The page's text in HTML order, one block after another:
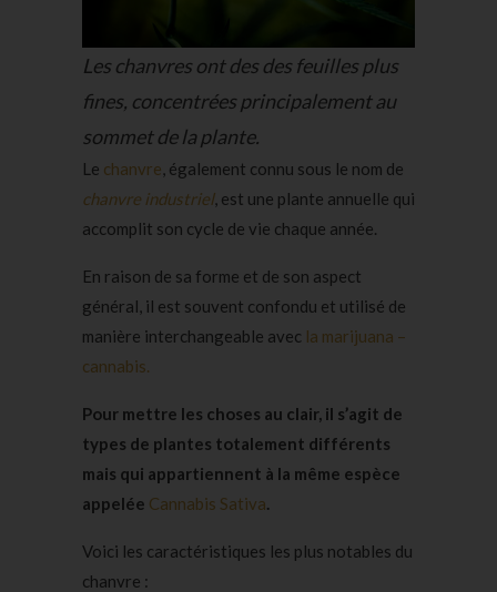
Les chanvres ont des des feuilles plus
fines, concentrées principalement au
sommet de la plante.
Le chanvre, également connu sous le nom de
chanvre industriel, est une plante annuelle qui
accomplit son cycle de vie chaque année.
En raison de sa forme et de son aspect
général, il est souvent confondu et utilisé de
manière interchangeable avec la marijuana –
cannabis.
Pour mettre les choses au clair, il s’agit de
types de plantes totalement différents
mais qui appartiennent à la même espèce
appelée Cannabis Sativa.
Voici les caractéristiques les plus notables du
chanvre :